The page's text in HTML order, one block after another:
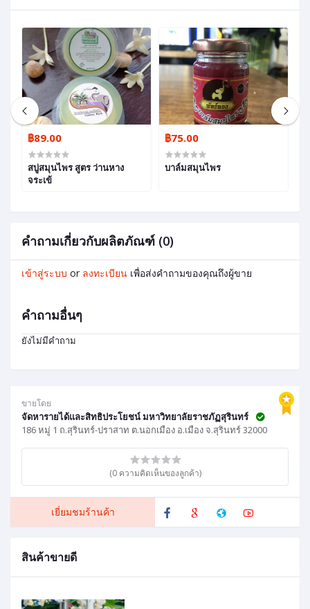
ขายโดย
จัดหารายได้และสิทธิประโยชน์ มหาวิทยาลัยราชภัฏสุรินทร์
186 หมู่ 1 ถ.สุรินทร์-ปราสาท ต.นอกเมือง อ.เมือง จ.สุรินทร์ 32000
(0 ความคิดเห็นของลูกค้า)
เยี่ยมชมร้านค้า
สินค้าขายดี
฿89.00
สบู่สมุนไพร สูตร ว่านหาง
จระเข้
฿75.00
บาล์มสมุนไพร
คำถามเกี่ยวกับผลิตภัณฑ์ (0)
เข้าสู่ระบบ or ลงทะเบียน เพื่อส่งคำถามของคุณถึงผู้ขาย
คำถามอื่นๆ
ยังไม่มีคำถาม